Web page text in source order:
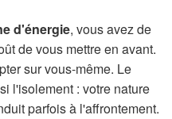
d'énergie, vous avez de
de vous mettre en avant.
sur vous-même. Le
l'isolement : votre nature
parfois à l'affrontement.